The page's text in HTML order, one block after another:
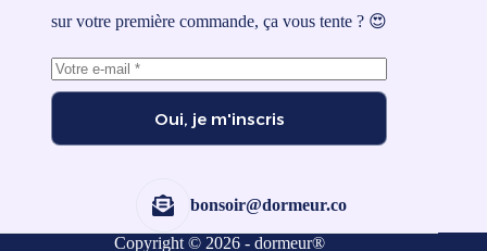
sur votre première commande, ça vous tente ? 😍
Oui, je m'inscris
bonsoir@dormeur.co
Copyright © 2026 - dormeur®